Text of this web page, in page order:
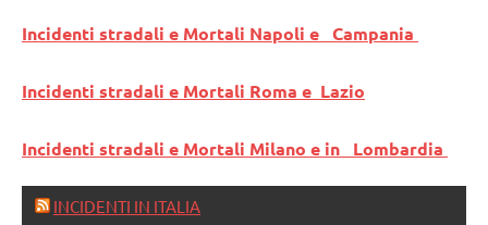
Incidenti stradali e Mortali Napoli e Campania
Incidenti stradali e Mortali Roma e Lazio
Incidenti stradali e Mortali Milano e in Lombardia
INCIDENTI IN ITALIA